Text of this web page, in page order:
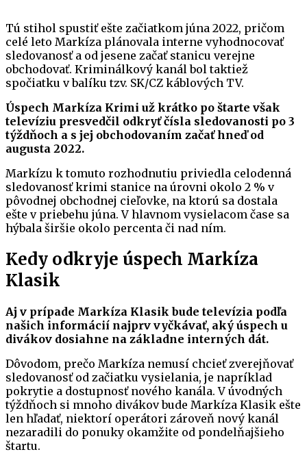
Tú stihol spustiť ešte začiatkom júna 2022, pričom
celé leto Markíza plánovala interne vyhodnocovať
sledovanosť a od jesene začať stanicu verejne
obchodovať. Kriminálkový kanál bol taktiež
spočiatku v balíku tzv. SK/CZ káblových TV.
Úspech Markíza Krimi už krátko po štarte však
televíziu presvedčil odkryť čísla sledovanosti po 3
týždňoch a s jej obchodovaním začať hneď od
augusta 2022.
Markízu k tomuto rozhodnutiu priviedla celodenná
sledovanosť krimi stanice na úrovni okolo 2 % v
pôvodnej obchodnej cieľovke, na ktorú sa dostala
ešte v priebehu júna. V hlavnom vysielacom čase sa
hýbala širšie okolo percenta či nad ním.
Kedy odkryje úspech Markíza
Klasik
Aj v prípade Markíza Klasik bude televízia podľa
našich informácií najprv vyčkávať, aký úspech u
divákov dosiahne na základne interných dát.
Dôvodom, prečo Markíza nemusí chcieť zverejňovať
sledovanosť od začiatku vysielania, je napríklad
pokrytie a dostupnosť nového kanála. V úvodných
týždňoch si mnoho divákov bude Markíza Klasik ešte
len hľadať, niektorí operátori zároveň nový kanál
nezaradili do ponuky okamžite od pondelňajšieho
štartu.